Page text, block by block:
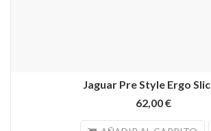
Jaguar Pre Style Ergo
62,00 €